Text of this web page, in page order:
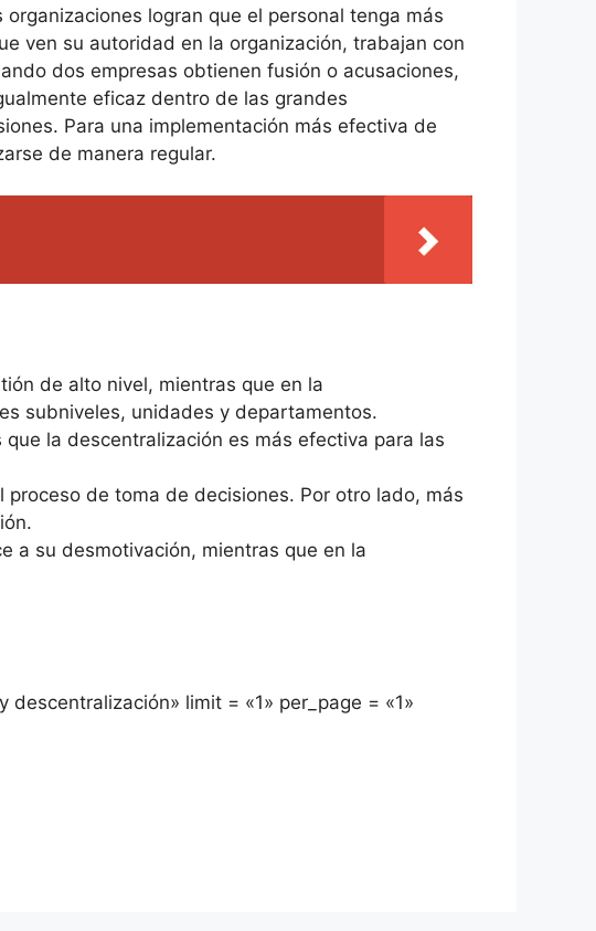
logran que el personal tenga más
ven su autoridad en la organización, trabajan con
dos empresas obtienen fusión o acusaciones,
eficaz dentro de las grandes
Para una implementación más efectiva de
de manera regular.
de alto nivel, mientras que en la
subniveles, unidades y departamentos.
la descentralización es más efectiva para las
de toma de decisiones. Por otro lado, más
a su desmotivación, mientras que en la
limit = «1» per_page = «1»